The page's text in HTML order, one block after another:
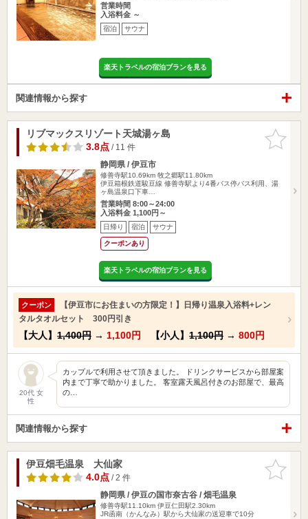
営業時間
入浴料金 ～
宿泊 サウナ
楽天トラベルの宿泊プランを見る
関連情報から探す
お気に入
りに追加
リブマックスリゾート天城湯ヶ島
3.8点/ 11 件
静岡県 / 伊豆市
修善寺駅10.69km 牧之郷駅11.80km
伊豆箱根鉄道駿豆線 修善寺駅より4番バス停バス利用、湯
ヶ島温泉口下車…
営業時間 8:00～24:00
入浴料金 1,100円～
日帰り 宿泊 サウナ
クーポンあり
楽天トラベルの宿泊プランを見る
クーポン
【伊豆市にお住まいの方限定！】日帰り温泉入浴料+レン
タルタオルセット 300円引き
【大人】 1,400円 → 1,100円 【小人】 1,100円 → 800円
20代 女
性
カップルで利用させて頂きました。 ドリンクサービスから部屋案
内まで丁寧で助かりました。 客室露天風呂付きのお部屋で、最高
の…
関連情報から探す
お気に入
りに追加
伊豆畑毛温泉 大仙家
4.0点/ 2 件
静岡県 / 伊豆の国市奈古谷 / 畑毛温泉
修善寺駅11.10km 伊豆仁田駅2.30km
JR函南（かんなみ）駅から大仙家の送迎車で10分